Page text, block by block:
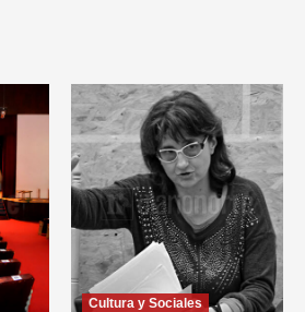
Cultura y Sociales